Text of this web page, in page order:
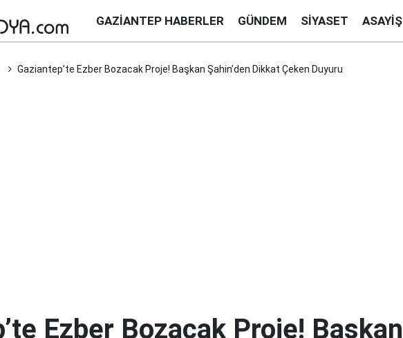
GAZIANTEP HABERLER GÜNDEM SIYASET ASAYIŞ
Gaziantep’te Ezber Bozacak Proje! Başkan Şahin’den Dikkat Çeken Duyuru
Ezber Bozacak Proje! Başkan